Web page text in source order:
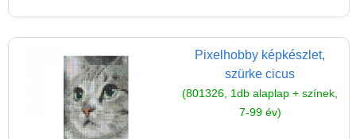
Pixelhobby képkészlet,
szürke cicus
(801326, 1db alaplap + színek,
7-99 év)